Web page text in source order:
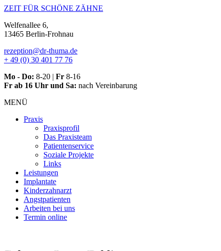
Zum
springen
ZEIT FÜR SCHÖNE ZÄHNE
Welfenallee 6,
13465 Berlin-Frohnau
rezeption@dr-thuma.de
+ 49 (0) 30 401 77 76
Mo - Do: 8-20 | Fr 8-16
Fr ab 16 Uhr und Sa: nach Vereinbarung
MENÜ
Praxis
Praxisprofil
Das Praxisteam
Patientenservice
Soziale Projekte
Links
Leistungen
Implantate
Kinderzahnarzt
Angstpatienten
Arbeiten bei uns
Termin online